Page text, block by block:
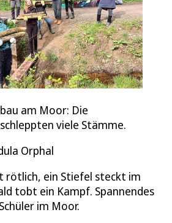
am Moor: Die
viele Stämme.
Orphal
rötlich, ein Stiefel steckt im
tobt ein Kampf. Spannendes
Schüler im Moor.